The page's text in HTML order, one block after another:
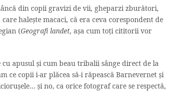
din copii gravizi de vii, gheparzi zburători,
halește macaci, că era ceva corespondent de
(Geografi landet, așa cum toți cititorii vor
cu apusul și cum beau tribalii sânge direct de la
ce copii i-ar plăcea să-i răpească Barnevernet și
și no, ca orice fotograf care se respectă,